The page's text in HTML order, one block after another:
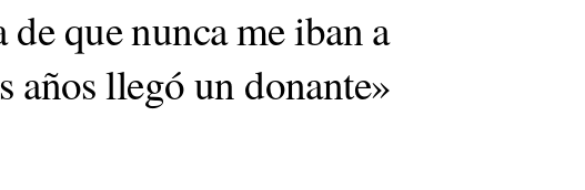
de que nunca me iban a
años llegó un donante»